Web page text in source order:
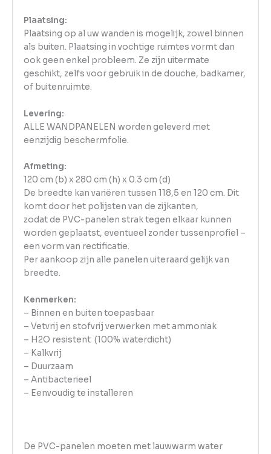
Plaatsing:
Plaatsing op al uw wanden is mogelijk, zowel binnen
als buiten. Plaatsing in vochtige ruimtes vormt dan
ook geen enkel probleem. Ze zijn uitermate
geschikt, zelfs voor gebruik in de douche, badkamer,
of buitenruimte.
Levering:
ALLE WANDPANELEN worden geleverd met
eenzijdig beschermfolie.
Afmeting:
120 cm (b) x 280 cm (h) x 0.3 cm (d)
De breedte kan variëren tussen 118,5 en 120 cm. Dit
komt door het polijsten van de zijkanten,
zodat de PVC-panelen strak tegen elkaar kunnen
worden geplaatst, eventueel zonder tussenprofiel –
een vorm van rectificatie.
Per aankoop zijn alle panelen uiteraard gelijk van
breedte.
Kenmerken:
– Binnen en buiten toepasbaar
– Vetvrij en stofvrij verwerken met ammoniak
– H2O resistent (100% waterdicht)
– Kalkvrij
– Duurzaam
– Antibacterieel
– Eenvoudig te installeren
De PVC-panelen moeten met lauwwarm water